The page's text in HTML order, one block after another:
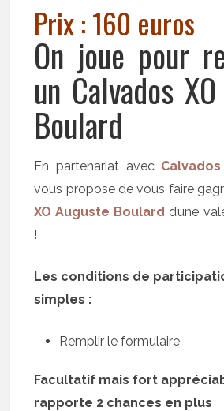
Prix : 160 euros
On joue pour
un Calvados
Boulard
En partenariat avec
vous propose de vous faire
XO Auguste Boulard d’une
!
Les conditions de
simples :
Remplir le formulaire
Facultatif mais fort
rapporte 2 chances en plus